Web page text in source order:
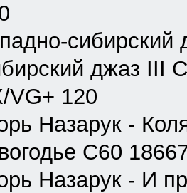
сибирский
джаз III
VG+ 120
Назарук -
С60
Назарук - И